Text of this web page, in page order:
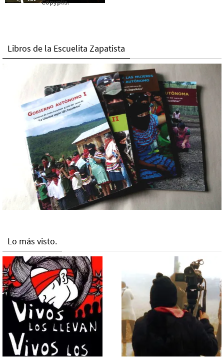
Copyplis.
Libros de la Escuelita Zapatista
Lo más visto.